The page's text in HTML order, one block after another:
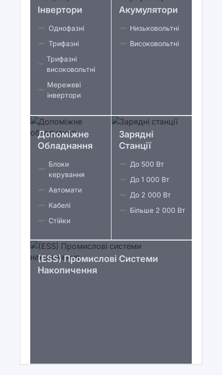
Інвертори
Однофазні
Трифазні
Трифазні
високовольтні
Мережеві
інвертори
Акумулятори
Низьковольтні
Високовольтні
Допоміжне
Обладнання
Блоки
керування
Автомати
Кабелі
Стійки
Зарядні
Станції
До 500 Вт
До 1 000 Вт
До 2 000 Вт
Більше 2 000 Вт
(ESS) Промислові Системи
Накопичення